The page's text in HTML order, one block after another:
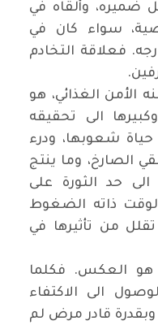
وألقاه في
سواء كان في
فعلاقة التخادم
الأمن الغذائي، هو
الى تحقيقه
شعوبها، ودرء
الصارخ، وما ينتج
حد الثورة على
ذاته الضغوط
من تأثيرها في
هو العكس. فكلما
الى الاكتفاء
وبقدرة قادر مرض لم